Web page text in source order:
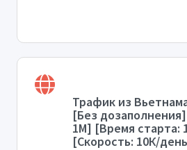
Трафик из
[Без
1М] [Время старта:
[Скорость: 10К/